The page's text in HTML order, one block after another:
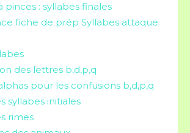
pinces : syllabes finales
fiche de prép Syllabes attaque
des lettres b,d,p,q
pour les confusions b,d,p,q
syllabes initiales
rimes